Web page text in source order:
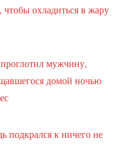
чтобы охладиться в жару
мужчину,
домой ночью
подкрался к ничего не